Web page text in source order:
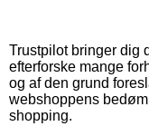
Trustpilot bringer dig
efterforske mange
og af den grund
webshoppens
shopping.